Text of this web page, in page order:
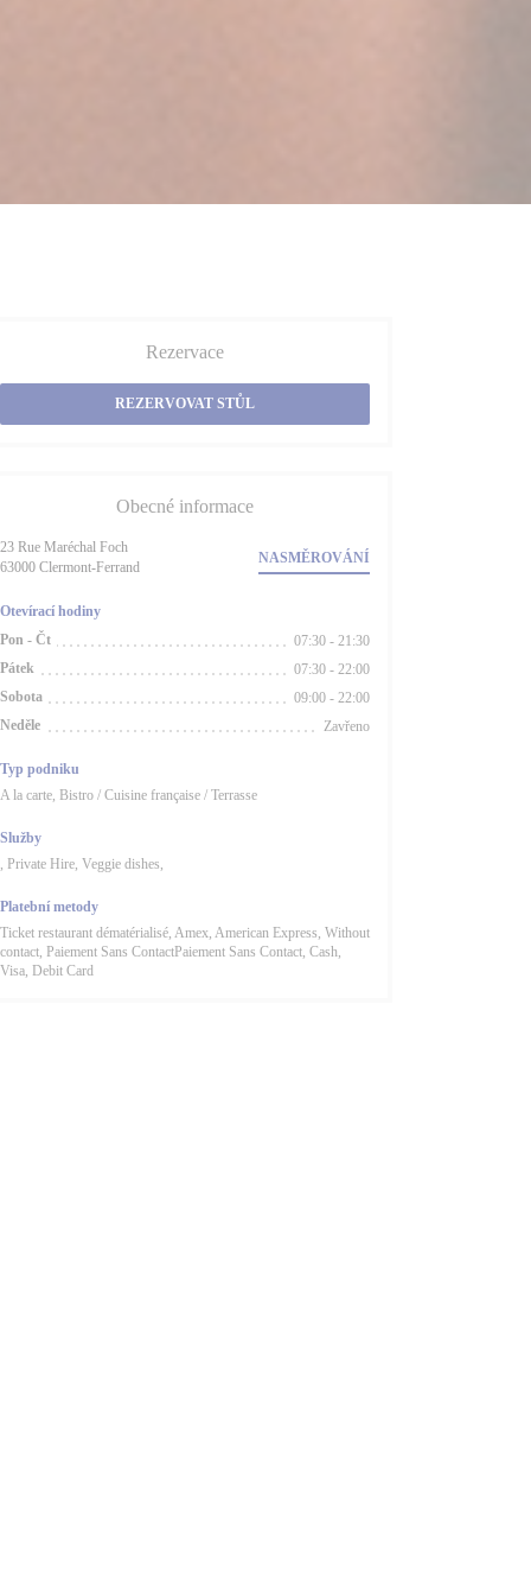
Rezervace
REZERVOVAT STŮL
Obecné informace
23 Rue Maréchal Foch
63000 Clermont-Ferrand ((otevře se v novém okně))
NASMĚROVÁNÍ
Otevírací hodiny
Pon - Čt
07:30 - 21:30
Pátek
07:30 - 22:00
Sobota
09:00 - 22:00
Neděle
Zavřeno
Typ podniku
A la carte, Bistro / Cuisine française / Terrasse
Služby
, Private Hire, Veggie dishes,
Platební metody
Ticket restaurant dématérialisé, Amex, American Express, Without
contact, Paiement Sans ContactPaiement Sans Contact, Cash,
Visa, Debit Card